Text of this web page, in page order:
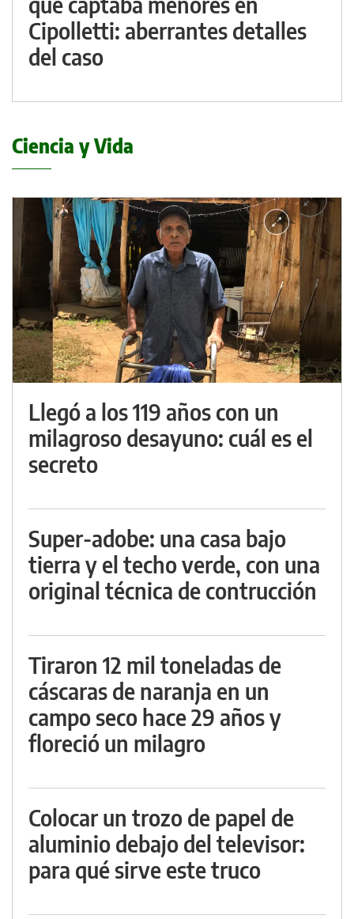
Cipolletti: aberrantes detalles
del caso
Ciencia y Vida
Llegó a los 119 años con un
milagroso desayuno: cuál es el
secreto
Super-adobe: una casa bajo
tierra y el techo verde, con una
original técnica de contrucción
Tiraron 12 mil toneladas de
cáscaras de naranja en un
campo seco hace 29 años y
floreció un milagro
Colocar un trozo de papel de
aluminio debajo del televisor:
para qué sirve este truco